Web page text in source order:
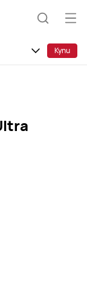
на
Купи